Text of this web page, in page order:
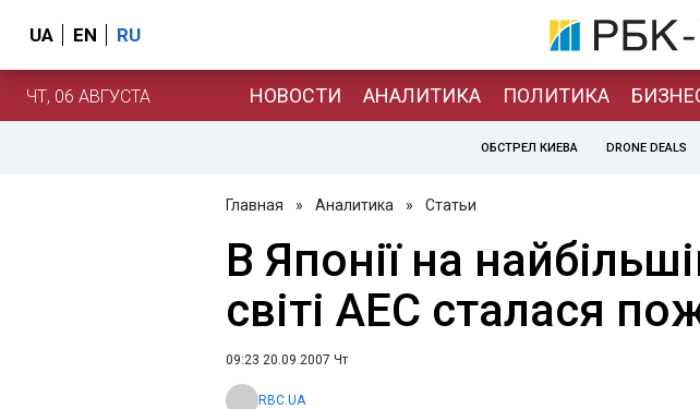
UA EN RU
ЧТ, 06 АВГУСТА НОВОСТИ АНАЛИТИКА ПОЛИТИКА
ОБСТРЕЛ КИЕВА DRONE DEALS
Главная » Аналитика » Статьи
В Японії на
світі АЕС сталася
09:23 20.09.2007 Чт
RBC.UA